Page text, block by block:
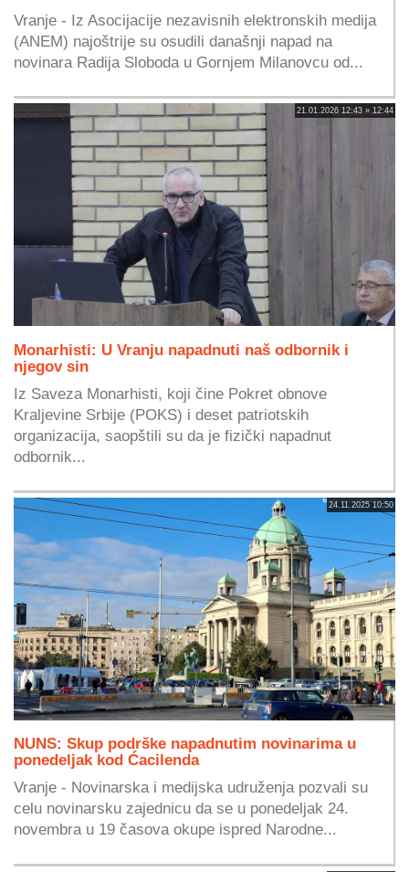
Vranje - Iz Asocijacije nezavisnih elektronskih medija
(ANEM) najoštrije su osudili današnji napad na
novinara Radija Sloboda u Gornjem Milanovcu od...
21.01.2026 12:43 » 12:44
Monarhisti: U Vranju napadnuti naš odbornik i
njegov sin
Iz Saveza Monarhisti, koji čine Pokret obnove
Kraljevine Srbije (POKS) i deset patriotskih
organizacija, saopštili su da je fizički napadnut
odbornik...
24.11.2025 10:50
NUNS: Skup podrške napadnutim novinarima u
ponedeljak kod Ćacilenda
Vranje - Novinarska i medijska udruženja pozvali su
celu novinarsku zajednicu da se u ponedeljak 24.
novembra u 19 časova okupe ispred Narodne...